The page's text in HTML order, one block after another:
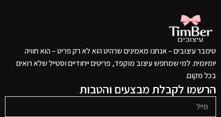
טימבר עיצובים – אנחנו מאמינים שרהיט הוא לא רק פריט – הוא חוויה
יומיומית. למי שמחפש עיצוב מוקפד, פריטים ייחודיים וסטייל שלא רואים
בכל מקום.
הרשמו לקבלת מבצעים והטבות